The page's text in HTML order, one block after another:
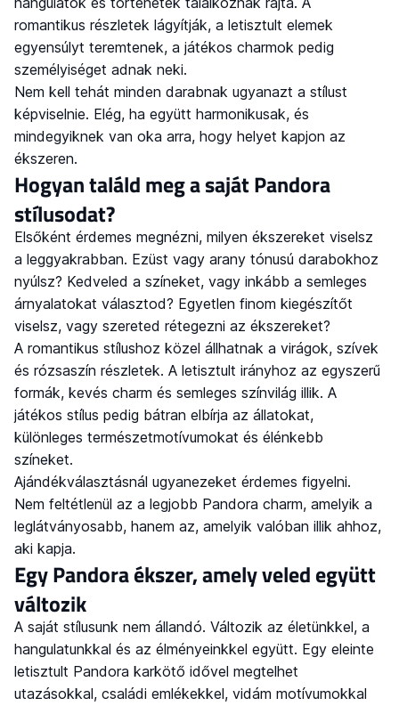
romantikus részletek lágyítják, a letisztult elemek
egyensúlyt teremtenek, a játékos charmok pedig
személyiséget adnak neki.
Nem kell tehát minden darabnak ugyanazt a stílust
képviselnie. Elég, ha együtt harmonikusak, és
mindegyiknek van oka arra, hogy helyet kapjon az
ékszeren.
Hogyan találd meg a saját Pandora
stílusodat?
Elsőként érdemes megnézni, milyen ékszereket viselsz
a leggyakrabban. Ezüst vagy arany tónusú darabokhoz
nyúlsz? Kedveled a színeket, vagy inkább a semleges
árnyalatokat választod? Egyetlen finom kiegészítőt
viselsz, vagy szereted rétegezni az ékszereket?
A romantikus stílushoz közel állhatnak a virágok, szívek
és rózsaszín részletek. A letisztult irányhoz az egyszerű
formák, kevés charm és semleges színvilág illik. A
játékos stílus pedig bátran elbírja az állatokat,
különleges természetmotívumokat és élénkebb
színeket.
Ajándékválasztásnál ugyanezeket érdemes figyelni.
Nem feltétlenül az a legjobb Pandora charm, amelyik a
leglátványosabb, hanem az, amelyik valóban illik ahhoz,
aki kapja.
Egy Pandora ékszer, amely veled együtt
változik
A saját stílusunk nem állandó. Változik az életünkkel, a
hangulatunkkal és az élményeinkkel együtt. Egy eleinte
letisztult Pandora karkötő idővel megtelhet
utazásokkal, családi emlékekkel, vidám motívumokkal